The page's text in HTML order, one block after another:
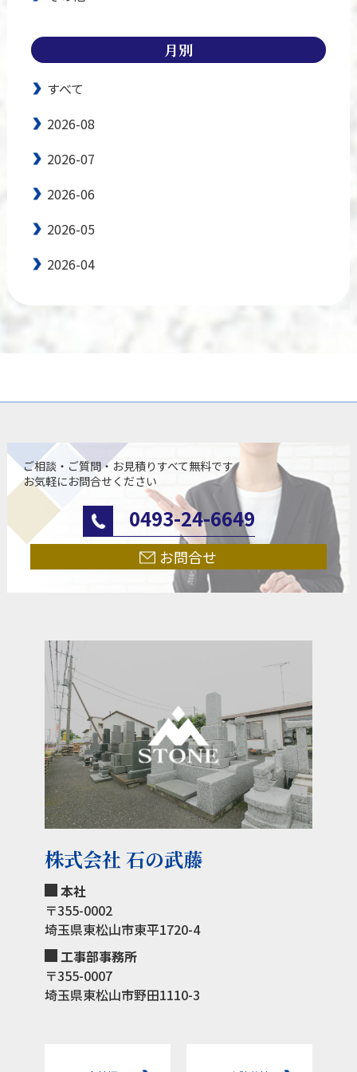
月別
すべて
2026-08
2026-07
2026-06
2026-05
2026-04
ご相談・ご質問・お見積りすべて無料です
お気軽にお問合せください
0493-24-6649
お問合せ
株式会社 石の武藤
本社
〒355-0002
埼玉県東松山市東平1720-4
工事部事務所
〒355-0007
埼玉県東松山市野田1110-3